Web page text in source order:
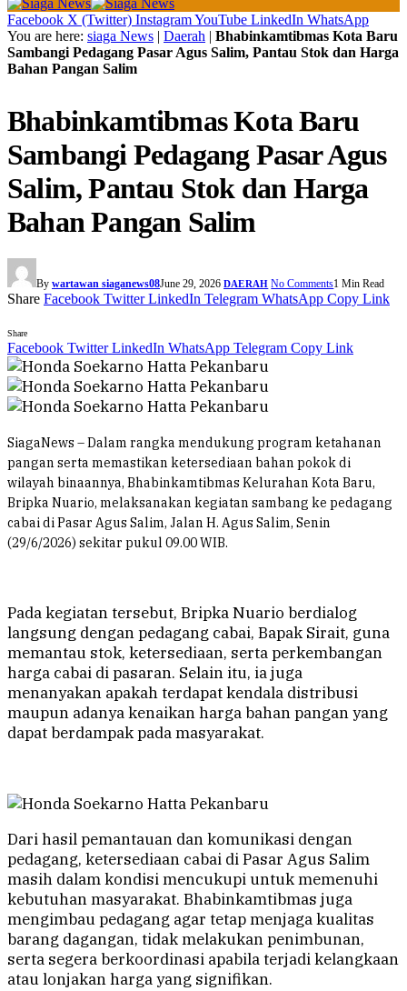
Facebook X (Twitter) InstagramYouTube LinkedIn WhatsApp
You are here: siaga News | Daerah | Bhabinkamtibmas Kota Baru
Sambangi Pedagang Pasar Agus Salim, Pantau Stok dan Harga
Bahan Pangan Salim
Bhabinkamtibmas Kota Baru
Sambangi Pedagang Pasar Agus
Salim, Pantau Stok dan Harga
Bahan Pangan Salim
By wartawan siaganews08June 29, 2026 DAERAH No Comments1 Min Read
Share Facebook Twitter LinkedIn Telegram WhatsApp Copy Link
Share
Facebook Twitter LinkedIn WhatsApp Telegram Copy Link
SiagaNews – Dalam rangka mendukung program ketahanan
pangan serta memastikan ketersediaan bahan pokok di
wilayah binaannya, Bhabinkamtibmas Kelurahan Kota Baru,
Bripka Nuario, melaksanakan kegiatan sambang ke pedagang
cabai di Pasar Agus Salim, Jalan H. Agus Salim, Senin
(29/6/2026) sekitar pukul 09.00 WIB.
Pada kegiatan tersebut, Bripka Nuario berdialog
langsung dengan pedagang cabai, Bapak Sirait, guna
memantau stok, ketersediaan, serta perkembangan
harga cabai di pasaran. Selain itu, ia juga
menanyakan apakah terdapat kendala distribusi
maupun adanya kenaikan harga bahan pangan yang
dapat berdampak pada masyarakat.
Dari hasil pemantauan dan komunikasi dengan
pedagang, ketersediaan cabai di Pasar Agus Salim
masih dalam kondisi mencukupi untuk memenuhi
kebutuhan masyarakat. Bhabinkamtibmas juga
mengimbau pedagang agar tetap menjaga kualitas
barang dagangan, tidak melakukan penimbunan,
serta segera berkoordinasi apabila terjadi kelangkaan
atau lonjakan harga yang signifikan.